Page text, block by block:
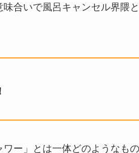
合いで風呂キャンセル界隈
ー」とは一体どのようなもの